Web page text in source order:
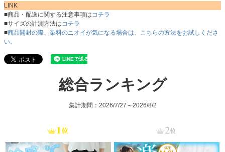
LINK
■商品・配送に関する注意事項は コチラ
■サイズの計測方法は コチラ
■商品開封の際、染料のニオイが気になる場合は、こちらの方法をお試しくださ
い。
総合ランキング
集計期間：2026/7/27～2026/8/2